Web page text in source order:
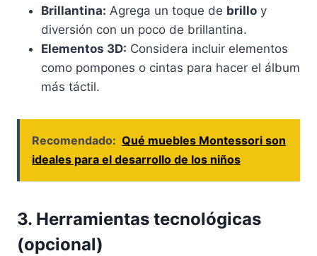
Brillantina: Agrega un toque de brillo y
diversión con un poco de brillantina.
Elementos 3D: Considera incluir elementos
como pompones o cintas para hacer el álbum
más táctil.
Recomendado: Qué muebles Montessori son
ideales para el desarrollo de los niños
3. Herramientas tecnológicas
(opcional)